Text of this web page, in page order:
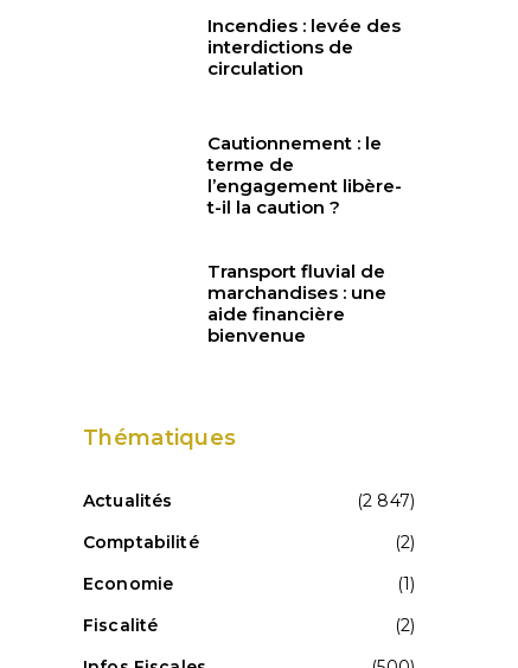
Incendies : levée des
interdictions de
circulation
Cautionnement : le
terme de
l’engagement libère-
t-il la caution ?
Transport fluvial de
marchandises : une
aide financière
bienvenue
Thématiques
Actualités
(2 847)
Comptabilité
(2)
Economie
(1)
Fiscalité
(2)